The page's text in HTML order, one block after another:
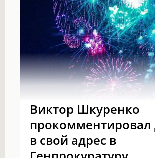
Виктор Шкуренко
прокомментировал
в свой адрес в